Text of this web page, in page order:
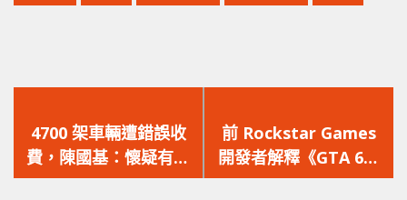
一
篇
文
4700 架車輛遭錯誤收
費，陳國基：懷疑有人
干擾西隧收費系統！
一
篇
文
前 Rockstar Games
開發者解釋《GTA 6》
為何在 PS5 和 Xbox 系